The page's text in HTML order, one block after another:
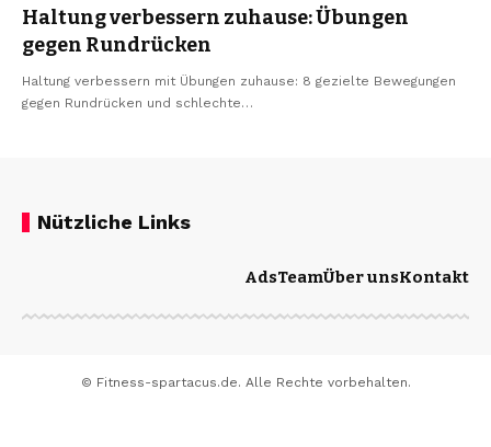
Haltung verbessern zuhause: Übungen
gegen Rundrücken
Haltung verbessern mit Übungen zuhause: 8 gezielte Bewegungen
gegen Rundrücken und schlechte…
Nützliche Links
AdsTeamÜber unsKontakt
© Fitness-spartacus.de. Alle Rechte vorbehalten.